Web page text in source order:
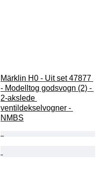
Märklin H0 - Uit set 47877
- Modelltog godsvogn (2) -
2-akslede
ventildekselvogner -
NMBS